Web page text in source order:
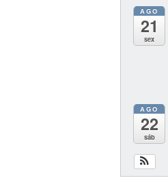
AGO
21
sex
AGO
22
sáb